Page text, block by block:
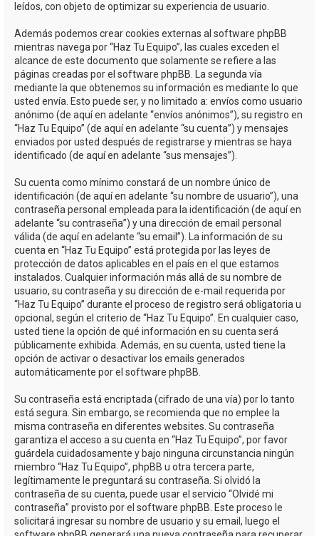
leídos, con objeto de optimizar su experiencia de usuario.
Además podemos crear cookies externas al software phpBB
mientras navega por “Haz Tu Equipo”, las cuales exceden el
alcance de este documento que solamente se refiere a las
páginas creadas por el software phpBB. La segunda vía
mediante la que obtenemos su información es mediante lo que
usted envía. Esto puede ser, y no limitado a: envíos como usuario
anónimo (de aquí en adelante “envíos anónimos”), su registro en
“Haz Tu Equipo” (de aquí en adelante “su cuenta”) y mensajes
enviados por usted después de registrarse y mientras se haya
identificado (de aquí en adelante “sus mensajes”).
Su cuenta como mínimo constará de un nombre único de
identificación (de aquí en adelante “su nombre de usuario”), una
contraseña personal empleada para la identificación (de aquí en
adelante “su contraseña”) y una dirección de email personal
válida (de aquí en adelante “su email”). La información de su
cuenta en “Haz Tu Equipo” está protegida por las leyes de
protección de datos aplicables en el país en el que estamos
instalados. Cualquier información más allá de su nombre de
usuario, su contraseña y su dirección de e-mail requerida por
“Haz Tu Equipo” durante el proceso de registro será obligatoria u
opcional, según el criterio de “Haz Tu Equipo”. En cualquier caso,
usted tiene la opción de qué información en su cuenta será
públicamente exhibida. Además, en su cuenta, usted tiene la
opción de activar o desactivar los emails generados
automáticamente por el software phpBB.
Su contraseña está encriptada (cifrado de una vía) por lo tanto
está segura. Sin embargo, se recomienda que no emplee la
misma contraseña en diferentes websites. Su contraseña
garantiza el acceso a su cuenta en “Haz Tu Equipo”, por favor
guárdela cuidadosamente y bajo ninguna circunstancia ningún
miembro “Haz Tu Equipo”, phpBB u otra tercera parte,
legítimamente le preguntará su contraseña. Si olvidó la
contraseña de su cuenta, puede usar el servicio “Olvidé mi
contraseña” provisto por el software phpBB. Este proceso le
solicitará ingresar su nombre de usuario y su email, luego el